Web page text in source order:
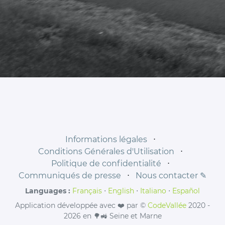
Informations légales
⋅
Conditions Générales d'Utilisation
⋅
Politique de confidentialité
⋅
Communiqués de presse
⋅ Nous contacter ✎
Languages : Français ⋅ English ⋅ Italiano ⋅ Español
Application développée avec ❤️ par © CodeVallée 2020 -
2026 en 🌳🚜 Seine et Marne